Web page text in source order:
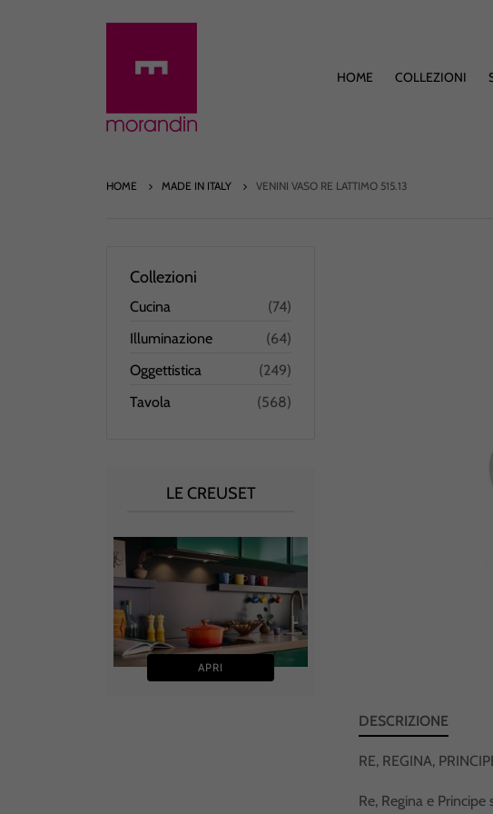
HOME COLLEZIONI
HOME MADE IN ITALY VENINI VASO RE LATTIMO 515.13
Collezioni
Cucina
(74)
Illuminazione
(64)
Oggettistica
(249)
Tavola
(568)
LE CREUSET
APRI
VEDI
DESCRIZIONE
RE, REGINA,
Re, Regina e